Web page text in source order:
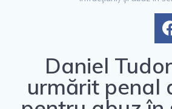
Daniel
urmărit penal